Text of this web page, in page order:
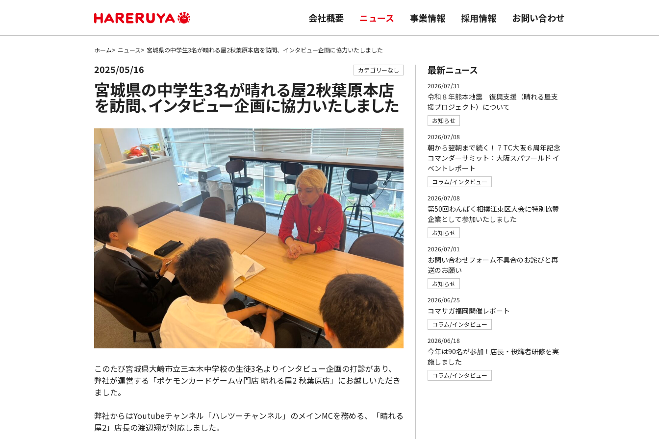
会社概要 ニュース 事業情報 採用情報 お問い合わせ
ホーム ニュース 宮城県の中学生3名が晴れる屋2秋葉原本店を訪問、インタビュー企画に協力いたしました
2025/05/16 カテゴリーなし
宮城県の中学生3名が晴れる屋2秋葉原本店
を訪問、インタビュー企画に協力いたしました
このたび宮城県大崎市立三本木中学校の生徒3名よりインタビュー企画の打診があり、
弊社が運営する「ポケモンカードゲーム専門店 晴れる屋2 秋葉原店」にお越しいただき
ました。
弊社からはYoutubeチャンネル「ハレツーチャンネル」のメインMCを務める、「晴れる
屋2」店長の渡辺翔が対応しました。
最新ニュース
2026/07/31
令和８年熊本地震 復興支援（晴れる屋支
援プロジェクト）について
お知らせ
2026/07/08
朝から翌朝まで続く！？TC大阪６周年記念
コマンダーサミット：大阪スパワールド イ
ベントレポート
コラム/インタビュー
2026/07/08
第50回わんぱく相撲江東区大会に特別協賛
企業として参加いたしました
お知らせ
2026/07/01
お問い合わせフォーム不具合のお詫びと再
送のお願い
お知らせ
2026/06/25
コマサガ福岡開催レポート
コラム/インタビュー
2026/06/18
今年は90名が参加！店長・役職者研修を実
施しました
コラム/インタビュー